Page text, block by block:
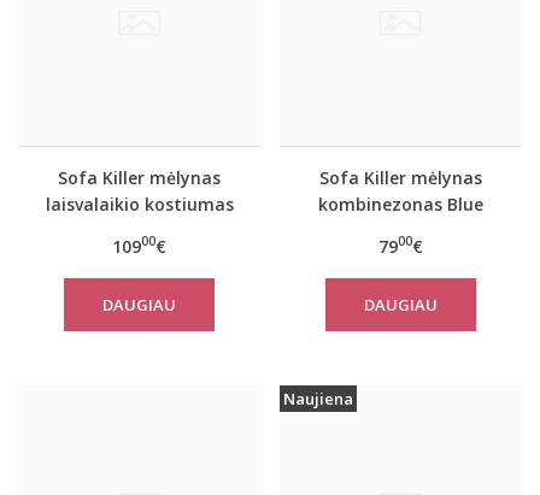
Sofa Killer mėlynas
laisvalaikio kostiumas
10900€
DAUGIAU
Sofa Killer mėlynas
kombinezonas Blue
7900€
DAUGIAU
Naujiena